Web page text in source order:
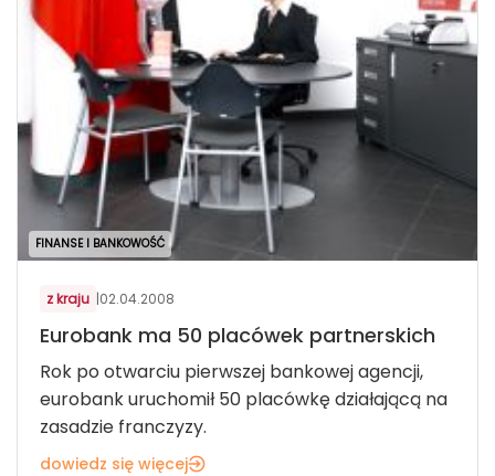
FINANSE I BANKOWOŚĆ
z kraju |02.04.2008
Eurobank ma 50 placówek partnerskich
Rok po otwarciu pierwszej bankowej agencji,
eurobank uruchomił 50 placówkę działającą na
zasadzie franczyzy.
dowiedz się więcej